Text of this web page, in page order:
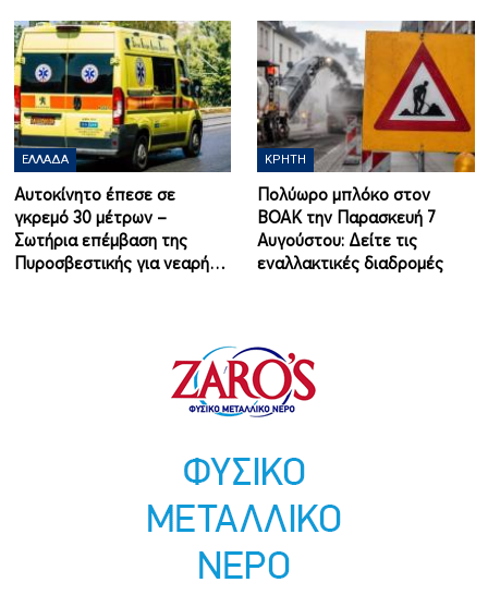
ΕΛΛΆΔΑ
Αυτοκίνητο έπεσε σε
γκρεμό 30 μέτρων –
Σωτήρια επέμβαση της
Πυροσβεστικής για νεαρή…
ΚΡΉΤΗ
Πολύωρο μπλόκο στον
ΒΟΑΚ την Παρασκευή 7
Αυγούστου: Δείτε τις
εναλλακτικές διαδρομές